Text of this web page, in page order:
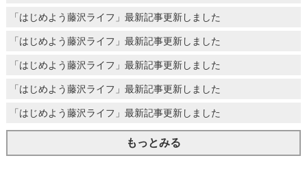
「はじめよう藤沢ライフ」最新記事更新しました
「はじめよう藤沢ライフ」最新記事更新しました
「はじめよう藤沢ライフ」最新記事更新しました
「はじめよう藤沢ライフ」最新記事更新しました
「はじめよう藤沢ライフ」最新記事更新しました
もっとみる